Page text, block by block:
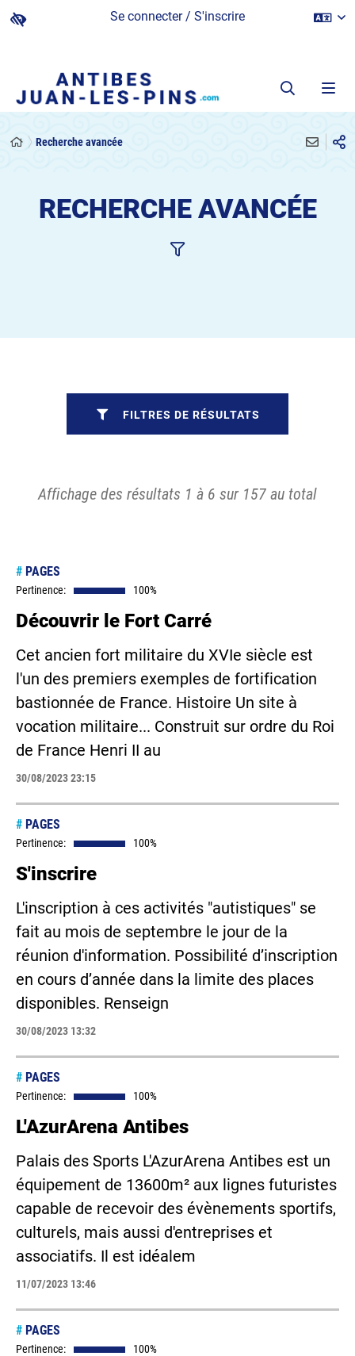
Se connecter / S'inscrire
Recherche avancée
RECHERCHE AVANCÉE
Affichage des résultats 1 à 6 sur 157 au total
# PAGES
Pertinence: 100%
Découvrir le Fort Carré
Cet ancien fort militaire du XVIe siècle est
l'un des premiers exemples de fortification
bastionnée de France. Histoire Un site à
vocation militaire... Construit sur ordre du Roi
de France Henri II au
30/08/2023 23:15
# PAGES
Pertinence: 100%
S'inscrire
L'inscription à ces activités "autistiques" se
fait au mois de septembre le jour de la
réunion d'information. Possibilité d’inscription
en cours d’année dans la limite des places
disponibles. Renseign
30/08/2023 13:32
# PAGES
Pertinence: 100%
L'AzurArena Antibes
Palais des Sports L'AzurArena Antibes est un
équipement de 13600m² aux lignes futuristes
capable de recevoir des évènements sportifs,
culturels, mais aussi d'entreprises et
associatifs. Il est idéalem
11/07/2023 13:46
# PAGES
Pertinence: 100%
FILTRES DE RÉSULTATS